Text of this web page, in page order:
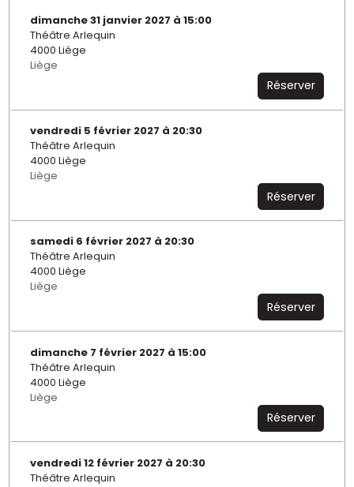
dimanche 31 janvier 2027 à 15:00
Théâtre Arlequin
4000 Liège
Liège
Réserver
vendredi 5 février 2027 à 20:30
Théâtre Arlequin
4000 Liège
Liège
Réserver
samedi 6 février 2027 à 20:30
Théâtre Arlequin
4000 Liège
Liège
Réserver
dimanche 7 février 2027 à 15:00
Théâtre Arlequin
4000 Liège
Liège
Réserver
vendredi 12 février 2027 à 20:30
Théâtre Arlequin